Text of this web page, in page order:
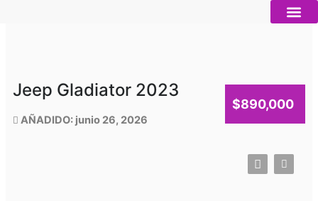
Jeep Gladiator 2023
AÑADIDO: junio 26, 2026
$890,000